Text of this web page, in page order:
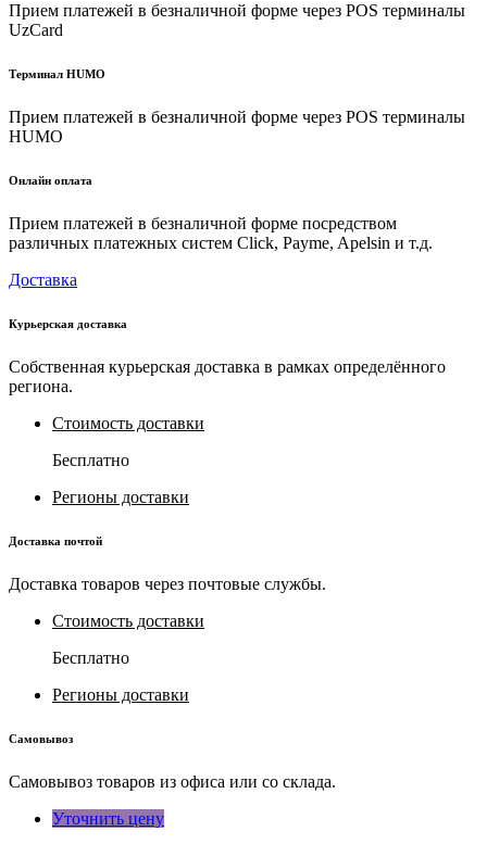
Прием платежей в безналичной форме через POS терминалы
UzCard
Терминал HUMO
Прием платежей в безналичной форме через POS терминалы
HUMO
Онлайн оплата
Прием платежей в безналичной форме посредством
различных платежных систем Click, Payme, Apelsin и т.д.
Доставка
Курьерская доставка
Собственная курьерская доставка в рамках определённого
региона.
Стоимость доставки
Бесплатно
Регионы доставки
Доставка почтой
Доставка товаров через почтовые службы.
Стоимость доставки
Бесплатно
Регионы доставки
Самовывоз
Самовывоз товаров из офиса или со склада.
Уточнить цену